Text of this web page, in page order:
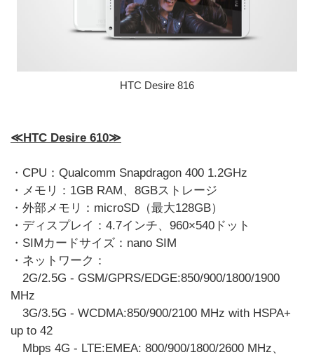
HTC Desire 816
≪HTC Desire 610≫
・CPU：Qualcomm Snapdragon 400 1.2GHz
・メモリ：1GB RAM、8GBストレージ
・外部メモリ：microSD（最大128GB）
・ディスプレイ：4.7インチ、960×540ドット
・SIMカードサイズ：nano SIM
・ネットワーク：
2G/2.5G - GSM/GPRS/EDGE:850/900/1800/1900
MHz
3G/3.5G - WCDMA:850/900/2100 MHz with HSPA+
up to 42
Mbps 4G - LTE:EMEA: 800/900/1800/2600 MHz、